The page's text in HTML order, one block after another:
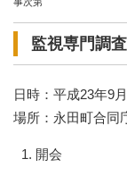
監視専門調
日時：平成23年9
場所：永田町合同
開会